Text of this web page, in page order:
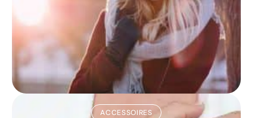
ACCESSOIRES